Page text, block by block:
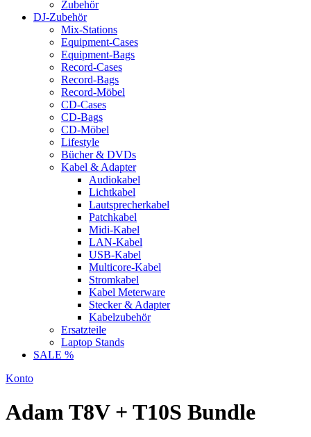
Zubehör
DJ-Zubehör
Mix-Stations
Equipment-Cases
Equipment-Bags
Record-Cases
Record-Bags
Record-Möbel
CD-Cases
CD-Bags
CD-Möbel
Lifestyle
Bücher & DVDs
Kabel & Adapter
Audiokabel
Lichtkabel
Lautsprecherkabel
Patchkabel
Midi-Kabel
LAN-Kabel
USB-Kabel
Multicore-Kabel
Stromkabel
Kabel Meterware
Stecker & Adapter
Kabelzubehör
Ersatzteile
Laptop Stands
SALE %
Konto
Adam T8V + T10S Bundle